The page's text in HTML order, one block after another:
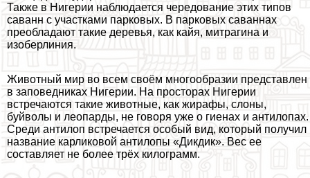
Также в Нигерии наблюдается чередование этих типов
саванн с участками парковых. В парковых саваннах
преобладают такие деревья, как кайя, митрагина и
изоберлиния.
Животный мир во всем своём многообразии представлен
в заповедниках Нигерии. На просторах Нигерии
встречаются такие животные, как жирафы, слоны,
буйволы и леопарды, не говоря уже о гиенах и антилопах.
Среди антилоп встречается особый вид, который получил
название карликовой антилопы «Дикдик». Вес ее
составляет не более трёх килограмм.